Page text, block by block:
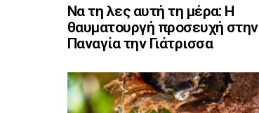
Να τη λες αυτή τη μέρα: Η
θαυματουργή προσευχή στην
Παναγία την Γιάτρισσα